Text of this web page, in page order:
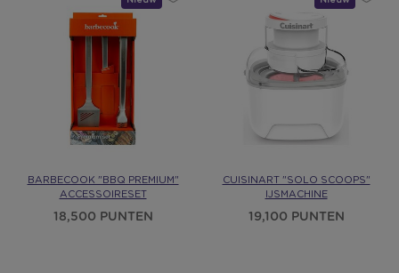
BARBECOOK "BBQ PREMIUM"
ACCESSOIRESET
18,500 PUNTEN
CUISINART "SOLO SCOOPS"
IJSMACHINE
19,100 PUNTEN